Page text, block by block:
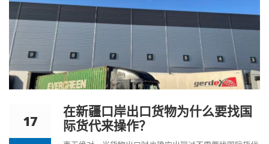
17
在新疆口岸出口货物为什么要找国
际货代来操作？